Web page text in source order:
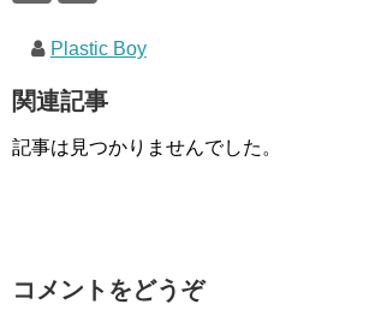
Plastic Boy
関連記事
記事は見つかりませんでした。
コメントをどうぞ